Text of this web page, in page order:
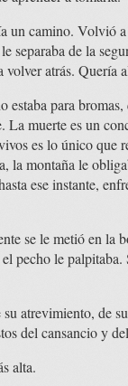
un camino. Volvió
separaba de la
atrás. Quería
estaba para
La muerte es un
es lo único que
la montaña le
ese instante,
se le metió en
pecho le
atrevimiento, de
del cansancio y
alta.